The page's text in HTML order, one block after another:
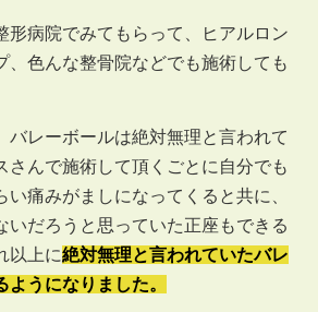
形病院でみてもらって、ヒアルロン
、色んな整骨院などでも施術しても
バレーボールは絶対無理と言われて
さんで施術して頂くごとに自分でも
い痛みがましになってくると共に、
いだろうと思っていた正座もできる
以上に絶対無理と言われていたバレ
ようになりました。